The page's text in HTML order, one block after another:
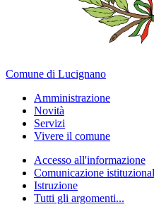
Comune di Lucignano
Amministrazione
Novità
Servizi
Vivere il comune
Accesso all'informazione
Comunicazione
Istruzione
Tutti gli argomenti...